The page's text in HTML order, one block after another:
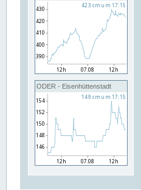
ODER - Eisenhüttenstadt